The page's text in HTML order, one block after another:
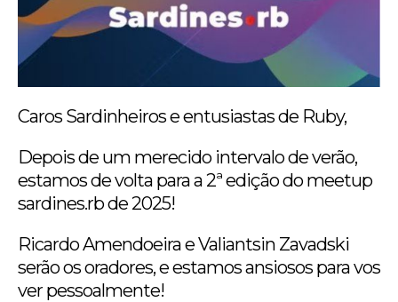
Caros Sardinheiros e entusiastas de Ruby,
Depois de um merecido intervalo de verão,
estamos de volta para a 2ª edição do meetup
sardines.rb de 2025!
Ricardo Amendoeira e Valiantsin Zavadski
serão os oradores, e estamos ansiosos para vos
ver pessoalmente!